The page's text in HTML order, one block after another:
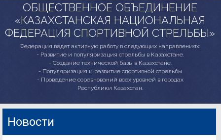
ОБЩЕСТВЕННОЕ ОБЪЕДИНЕНИЕ
«КАЗАХСТАНСКАЯ НАЦИОНАЛЬНАЯ
ФЕДЕРАЦИЯ СПОРТИВНОЙ СТРЕЛЬБЫ»
Федерация ведет активную работу в следующих направлениях:
- Развитие и популяризация стрельбы в Казахстане.
- Создание технической базы в Казахстане.
- Популяризация и развитие спортивной стрельбы
- Проведение соревнований всех уровней в городах
Республики Казахстан.
Новости